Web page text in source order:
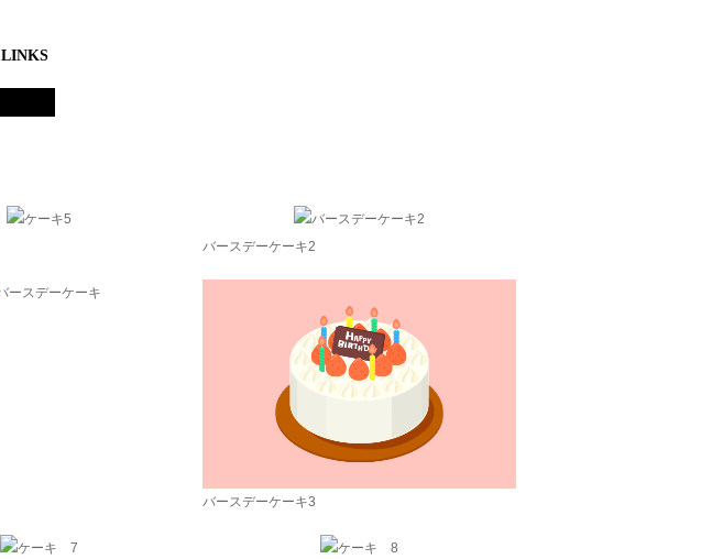
LINKS
バースデーケーキ2
バースデーケーキ3